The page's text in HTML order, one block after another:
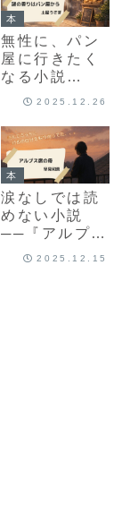
本
無性に、パン
屋に行きたく
なる小説
──『謎の香り
ら』
2025.12.26
本
涙なしでは読
めない小説
──『アルプス
席の母』2025.12.15